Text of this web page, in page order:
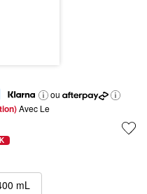
ou
Avec Le
mL